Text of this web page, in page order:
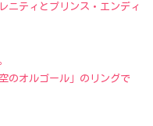
ニティとプリンス・エンディ
のオルゴール」のリングで